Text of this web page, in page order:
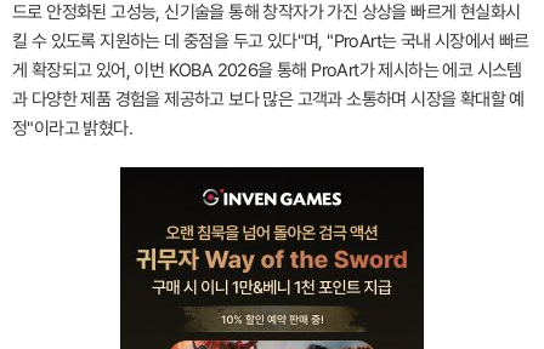
드로 안정화된 고성능, 신기술을 통해 창작자가 가진 상상을 빠르게 현실화시
킬 수 있도록 지원하는 데 중점을 두고 있다"며, "ProArt는 국내 시장에서 빠르
게 확장되고 있어, 이번 KOBA 2026을 통해 ProArt가 제시하는 에코 시스템
과 다양한 제품 경험을 제공하고 보다 많은 고객과 소통하며 시장을 확대할 예
정"이라고 밝혔다.